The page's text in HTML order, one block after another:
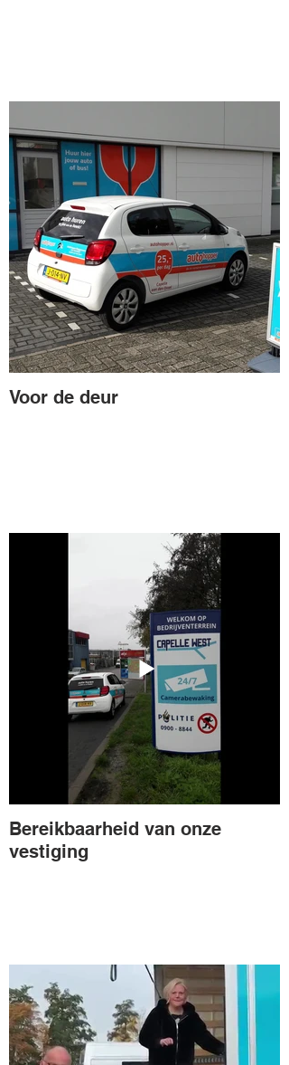
Voor de deur
Bereikbaarheid van onze
vestiging